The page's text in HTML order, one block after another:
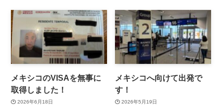
メキシコのVISAを無事に
取得しました！
2026年6月18日
メキシコへ向けて出発で
す！
2026年5月19日